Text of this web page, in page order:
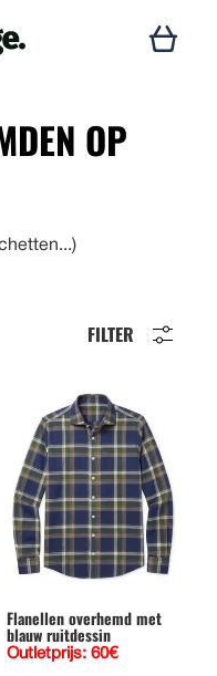
OP
FILTER
Flanellen overhemd met
blauw ruitdessin
Outletprijs: 60€